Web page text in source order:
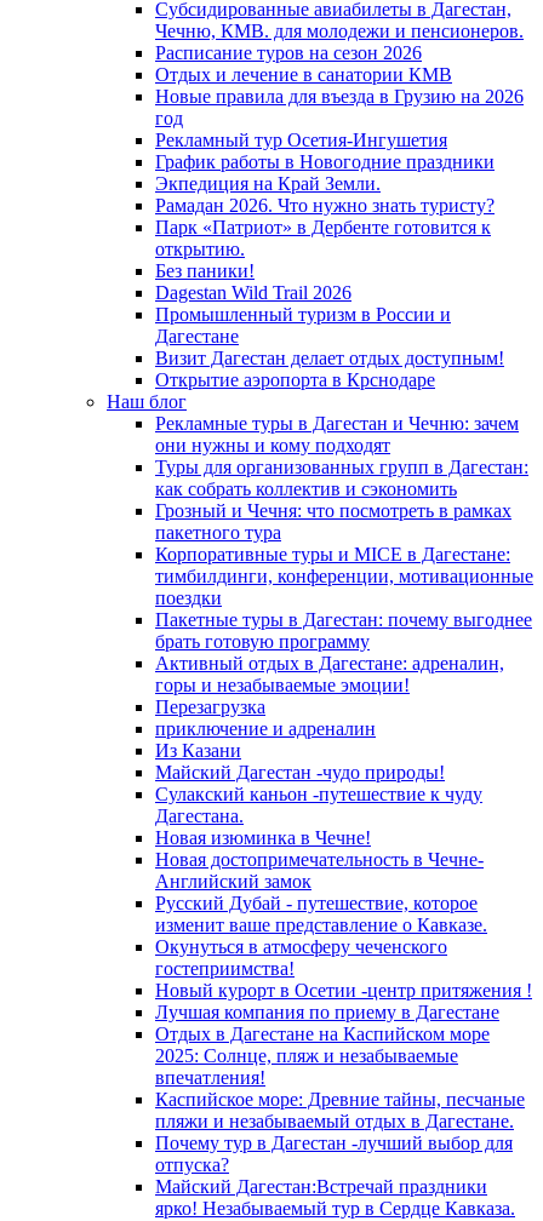
Субсидированные авиабилеты в Дагестан,
Чечню, КМВ. для молодежи и пенсионеров.
Расписание туров на сезон 2026
Отдых и лечение в санатории КМВ
Новые правила для въезда в Грузию на 2026
год
Рекламный тур Осетия-Ингушетия
График работы в Новогодние праздники
Экпедиция на Край Земли.
Рамадан 2026. Что нужно знать туристу?
Парк «Патриот» в Дербенте готовится к
открытию.
Без паники!
Dagestan Wild Trail 2026
Промышленный туризм в России и
Дагестане
Визит Дагестан делает отдых доступным!
Открытие аэропорта в Крснодаре
Наш блог
Рекламные туры в Дагестан и Чечню: зачем
они нужны и кому подходят
Туры для организованных групп в Дагестан:
как собрать коллектив и сэкономить
Грозный и Чечня: что посмотреть в рамках
пакетного тура
Корпоративные туры и MICE в Дагестане:
тимбилдинги, конференции, мотивационные
поездки
Пакетные туры в Дагестан: почему выгоднее
брать готовую программу
Активный отдых в Дагестане: адреналин,
горы и незабываемые эмоции!
Перезагрузка
приключение и адреналин
Из Казани
Майский Дагестан -чудо природы!
Сулакский каньон -путешествие к чуду
Дагестана.
Новая изюминка в Чечне!
Новая достопримечательность в Чечне-
Английский замок
Русский Дубай - путешествие, которое
изменит ваше представление о Кавказе.
Окунуться в атмосферу чеченского
гостеприимства!
Новый курорт в Осетии -центр притяжения !
Лучшая компания по приему в Дагестане
Отдых в Дагестане на Каспийском море
2025: Солнце, пляж и незабываемые
впечатления!
Каспийское море: Древние тайны, песчаные
пляжи и незабываемый отдых в Дагестане.
Почему тур в Дагестан -лучший выбор для
отпуска?
Майский Дагестан:Встречай праздники
ярко! Незабываемый тур в Сердце Кавказа.